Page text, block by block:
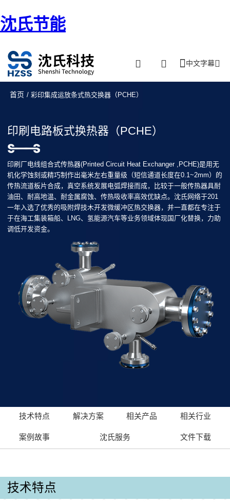
沈氏节能
中文字幕
首页 / 彩印集成运放条式热交换器（PCHE）
印刷电路板式换热器（PCHE）
印刷厂电线组合式传热器(Printed Circuit Heat Exchanger ,PCHE)是用无
机化学蚀刻或精巧制作出毫米左右重量级（短信通道长度在0.1~2mm）的
传热流道板片合成，真空系统发展电弧焊接而成，比较于一般传热器具耐
油田、耐高地温、耐金属腐蚀、传热吸收率高效优缺点。沈氏网络于201
一年入选了优秀的吸附焊技木开发微缓冲区热交换器，并一直都在专注于
于在海工集装箱船、LNG、氢能源汽车等业务领域体现国厂化替换，力助
调低开发资金。
技术特点 解决方案 相关产品 相关行业
案例故事 沈氏服务 文件下载
技术特点